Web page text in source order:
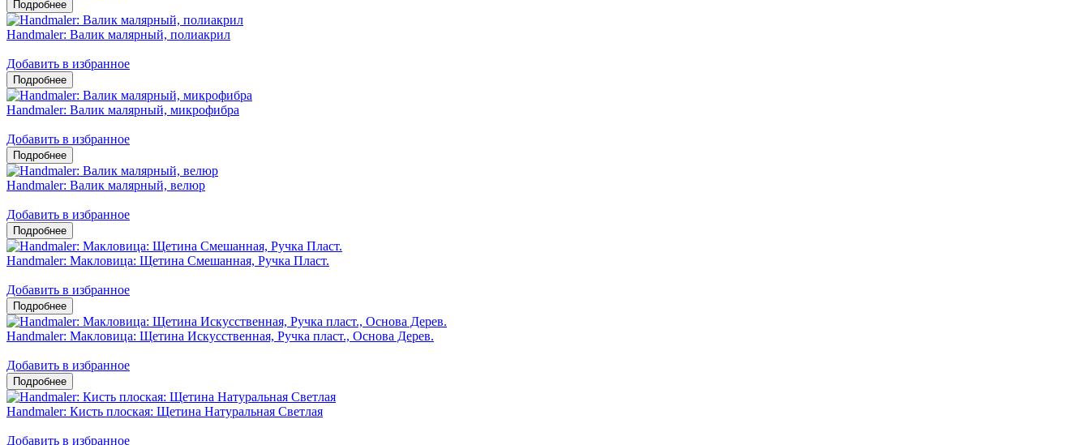
Handmaler: Валик малярный, полиакрил
Добавить в избранное
Handmaler: Валик малярный, микрофибра
Добавить в избранное
Handmaler: Валик малярный, велюр
Добавить в избранное
Handmaler: Макловица: Щетина Смешанная, Ручка Пласт.
Добавить в избранное
Handmaler: Макловица: Щетина Искусственная, Ручка пласт., Основа Дерев.
Добавить в избранное
Handmaler: Кисть плоская: Щетина Натуральная Светлая
Добавить в избранное